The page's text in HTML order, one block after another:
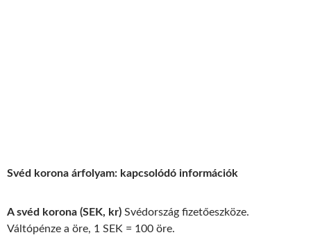
Svéd korona árfolyam: kapcsolódó információk
A svéd korona (SEK, kr) Svédország fizetőeszköze.
Váltópénze a öre, 1 SEK = 100 öre.